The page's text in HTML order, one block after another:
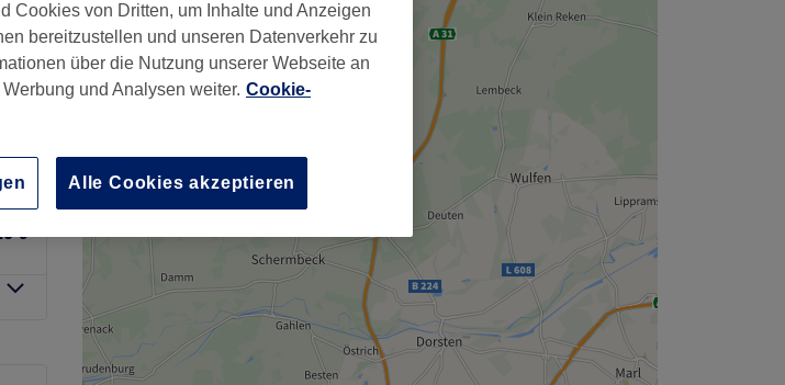
€
€
Cookies von Dritten, um Inhalte und Anzeigen
bereitzustellen und unseren Datenverkehr zu
über die Nutzung unserer Webseite an
und Analysen weiter. Cookie-
Alle Cookies akzeptieren